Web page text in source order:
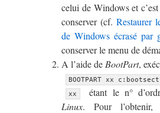
celui de Windows et
conserver (cf. Restaurer
de Windows écrasé par
conserver le menu de
A l’aide de BootPart,
BOOTPART xx
xx
étant le n°
Linux. Pour l’obtenir,